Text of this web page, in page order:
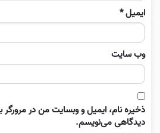
ایمیل*
وب‌ سایت
ذخیره نام، ایمیل و وبسایت من در مرورگر
دیدگاهی می‌نویسم.